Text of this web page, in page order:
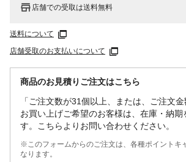
店舗での受取は送料無料
送料について
店舗受取のお支払いについて
商品のお見積りご注文はこちら
「ご注文数が31個以上、または、ご注文
お買い上げご希望のお客様は、在庫・納期
す。こちらよりお問い合わせください。
※このフォームからのご注文は、各種ポイントキ
なります。